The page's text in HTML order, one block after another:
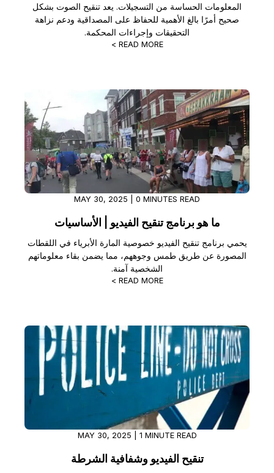
الشؤون القانونية
الإعلام والترفيه
مراكز الاتصال
مراكز الأزمات والطوارئ
تجارة التجزئة
الدعم والمساعدة
عن الشركة
الوظائف
اتصل بنا
المعلومات الحساسة من التسجيلات. يعد تنقيح الصوت بشكل
صحيح أمرًا بالغ الأهمية للحفاظ على المصداقية ودعم نزاهة
التحقيقات وإجراءات المحكمة.
READ MORE >
MAY 30, 2025 | 0 MINUTES READ
ما هو برنامج تنقيح الفيديو | الأساسيات
يحمي برنامج تنقيح الفيديو خصوصية المارة الأبرياء في اللقطات
المصورة عن طريق طمس وجوههم، مما يضمن بقاء معلوماتهم
الشخصية آمنة.
READ MORE >
MAY 30, 2025 | 1 MINUTE READ
تنقيح الفيديو وشفافية الشرطة